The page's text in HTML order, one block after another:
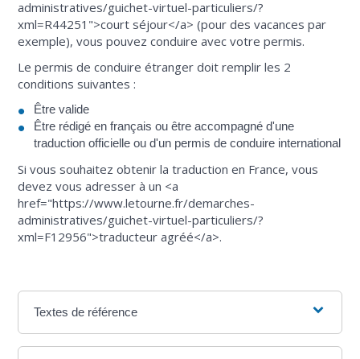
administratives/guichet-virtuel-particuliers/?
xml=R44251">court séjour</a> (pour des vacances par
exemple), vous pouvez conduire avec votre permis.
Le permis de conduire étranger doit remplir les 2
conditions suivantes :
Être valide
Être rédigé en français ou être accompagné d'une
traduction officielle ou d'un permis de conduire international
Si vous souhaitez obtenir la traduction en France, vous
devez vous adresser à un <a
href="https://www.letourne.fr/demarches-
administratives/guichet-virtuel-particuliers/?
xml=F12956">traducteur agréé</a>.
Textes de référence